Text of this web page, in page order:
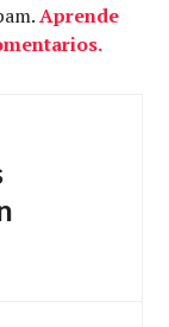
Aprende